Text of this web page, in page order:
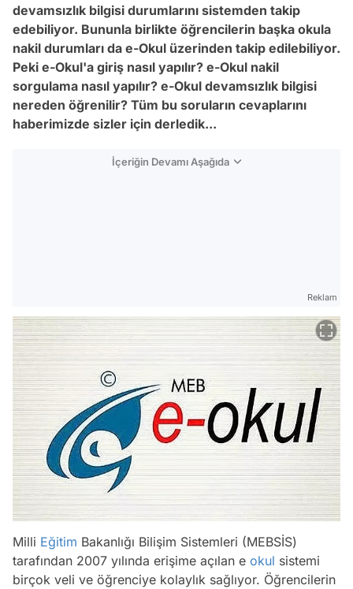
devamsızlık bilgisi durumlarını sistemden takip
edebiliyor. Bununla birlikte öğrencilerin başka okula
nakil durumları da e-Okul üzerinden takip edilebiliyor.
Peki e-Okul'a giriş nasıl yapılır? e-Okul nakil
sorgulama nasıl yapılır? e-Okul devamsızlık bilgisi
nereden öğrenilir? Tüm bu soruların cevaplarını
haberimizde sizler için derledik...
İçeriğin Devamı Aşağıda
Reklam
Milli Eğitim Bakanlığı Bilişim Sistemleri (MEBSİS)
tarafından 2007 yılında erişime açılan e okul sistemi
birçok veli ve öğrenciye kolaylık sağlıyor. Öğrencilerin